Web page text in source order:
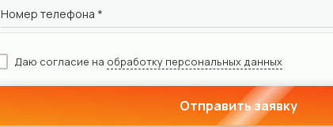
Номер телефона *
Даю согласие на обработку персональных данных
Отправить заявку